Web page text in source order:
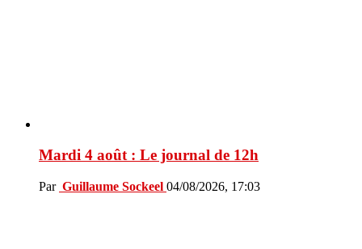
Mardi 4 août : Le journal de 12h
Par Guillaume Sockeel 04/08/2026, 17:03